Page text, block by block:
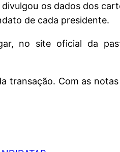
os dados dos
de cada presidente.
no site oficial da
transação. Com as